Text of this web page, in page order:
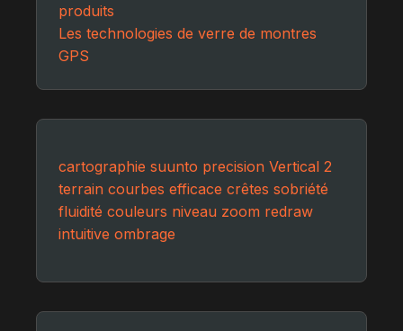
produits
Les technologies de verre de montres
GPS
cartographie suunto precision Vertical 2
terrain courbes efficace crêtes sobriété
fluidité couleurs niveau zoom redraw
intuitive ombrage